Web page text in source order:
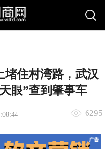
堵住村湾路，武汉
眼”查到肇事车
6295